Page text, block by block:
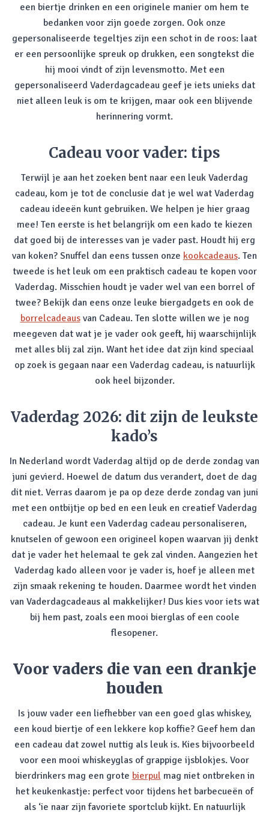
een biertje drinken en een originele manier om hem te
bedanken voor zijn goede zorgen. Ook onze
gepersonaliseerde tegeltjes zijn een schot in de roos: laat
er een persoonlijke spreuk op drukken, een songtekst die
hij mooi vindt of zijn levensmotto. Met een
gepersonaliseerd Vaderdagcadeau geef je iets unieks dat
niet alleen leuk is om te krijgen, maar ook een blijvende
herinnering vormt.
Cadeau voor vader: tips
Terwijl je aan het zoeken bent naar een leuk Vaderdag
cadeau, kom je tot de conclusie dat je wel wat Vaderdag
cadeau ideeën kunt gebruiken. We helpen je hier graag
mee! Ten eerste is het belangrijk om een kado te kiezen
dat goed bij de interesses van je vader past. Houdt hij erg
van koken? Snuffel dan eens tussen onze kookcadeaus. Ten
tweede is het leuk om een praktisch cadeau te kopen voor
Vaderdag. Misschien houdt je vader wel van een borrel of
twee? Bekijk dan eens onze leuke biergadgets en ook de
borrelcadeausvan Cadeau. Ten slotte willen we je nog
meegeven dat wat je je vader ook geeft, hij waarschijnlijk
met alles blij zal zijn. Want het idee dat zijn kind speciaal
op zoek is gegaan naar een Vaderdag cadeau, is natuurlijk
ook heel bijzonder.
Vaderdag 2026: dit zijn de leukste
kado’s
In Nederland wordt Vaderdag altijd op de derde zondag van
juni gevierd. Hoewel de datum dus verandert, doet de dag
dit niet. Verras daarom je pa op deze derde zondag van juni
met een ontbijtje op bed en een leuk en creatief Vaderdag
cadeau. Je kunt een Vaderdag cadeau personaliseren,
knutselen of gewoon een origineel kopen waarvan jij denkt
dat je vader het helemaal te gek zal vinden. Aangezien het
Vaderdag kado alleen voor je vader is, hoef je alleen met
zijn smaak rekening te houden. Daarmee wordt het vinden
van Vaderdagcadeaus al makkelijker! Dus kies voor iets wat
bij hem past, zoals een mooi bierglas of een coole
flesopener.
Voor vaders die van een drankje
houden
Is jouw vader een liefhebber van een goed glas whiskey,
een koud biertje of een lekkere kop koffie? Geef hem dan
een cadeau dat zowel nuttig als leuk is. Kies bijvoorbeeld
voor een mooi whiskeyglas of grappige ijsblokjes. Voor
bierdrinkers mag een grote bierpul mag niet ontbreken in
het keukenkastje: perfect voor tijdens het barbecueën of
als ‘ie naar zijn favoriete sportclub kijkt. En natuurlijk